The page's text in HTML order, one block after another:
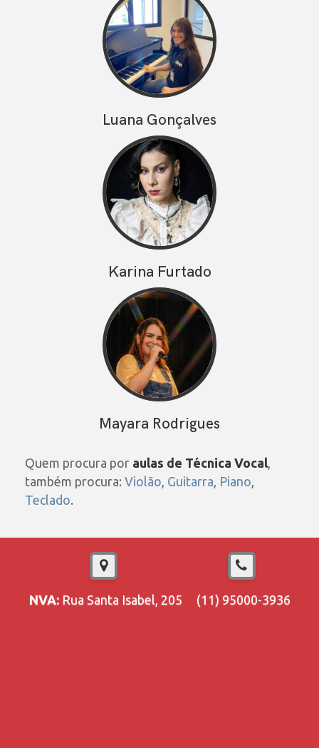
Luana Gonçalves
Karina Furtado
Mayara Rodrigues
Quem procura por aulas de Técnica Vocal,
também procura: Violão, Guitarra, Piano,
Teclado.
NVA:Rua Santa Isabel, 205 (11) 95000-3936